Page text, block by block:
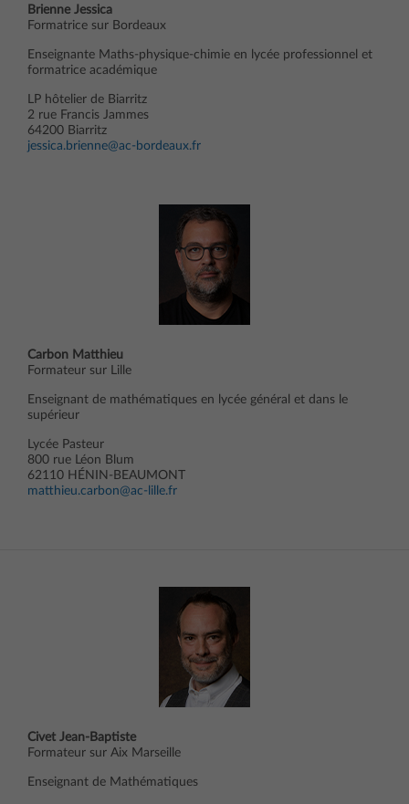
Brienne Jessica
Formatrice sur Bordeaux
Enseignante Maths-physique-chimie en lycée professionnel et
formatrice académique
LP hôtelier de Biarritz
2 rue Francis Jammes
64200 Biarritz
jessica.brienne@ac-bordeaux.fr
Carbon Matthieu
Formateur sur Lille
Enseignant de mathématiques en lycée général et dans le
supérieur
Lycée Pasteur
800 rue Léon Blum
62110 HÉNIN-BEAUMONT
matthieu.carbon@ac-lille.fr
Civet Jean-Baptiste
Formateur sur Aix Marseille
Enseignant de Mathématiques